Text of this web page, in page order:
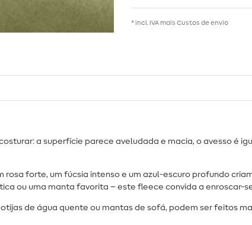
* incl. IVA mais Custos de envio
a superfície parece aveludada e macia, o avesso é
forte, um fúcsia intenso e um azul-escuro profundo
ou uma manta favorita – este fleece convida a enroscar-
de água quente ou mantas de sofá, podem ser feitos